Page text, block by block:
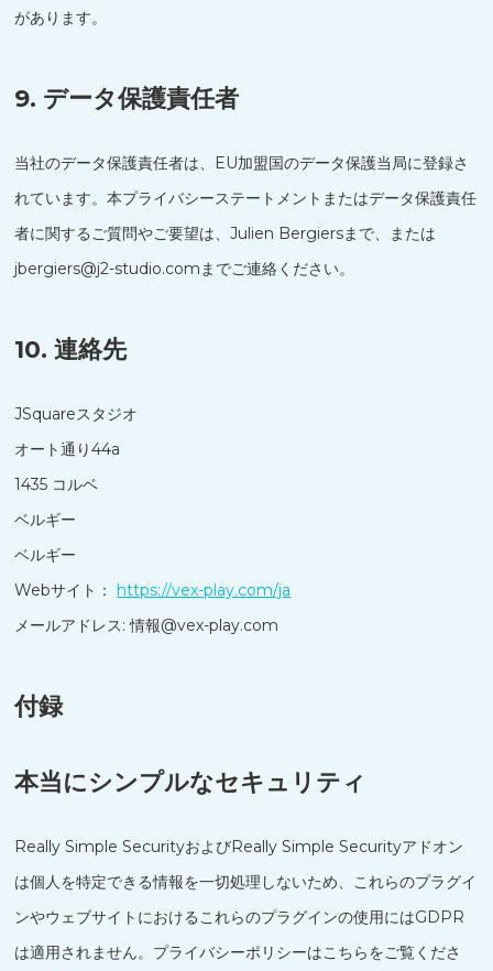
があります。
9. データ保護責任者
当社のデータ保護責任者は、EU加盟国のデータ保護当局に登録さ
れています。本プライバシーステートメントまたはデータ保護責任
者に関するご質問やご要望は、Julien Bergiersまで、または
jbergiers@j2-studio.comまでご連絡ください。
10. 連絡先
JSquareスタジオ
オート通り44a
1435 コルベ
ベルギー
ベルギー
Webサイト： https://vex-play.com/ja
メールアドレス:情報@vex-play.com
付録
本当にシンプルなセキュリティ
Really Simple SecurityおよびReally Simple Securityアドオン
は個人を特定できる情報を一切処理しないため、これらのプラグイ
ンやウェブサイトにおけるこれらのプラグインの使用にはGDPR
は適用されません。プライバシーポリシーはこちらをご覧くださ